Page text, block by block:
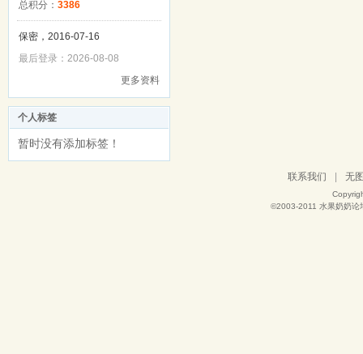
总积分： 3386
保密，2016-07-16
最后登录：2026-08-08
更多资料
个人标签
暂时没有添加标签！
联系我们 无
©2003-2011 水果奶奶论